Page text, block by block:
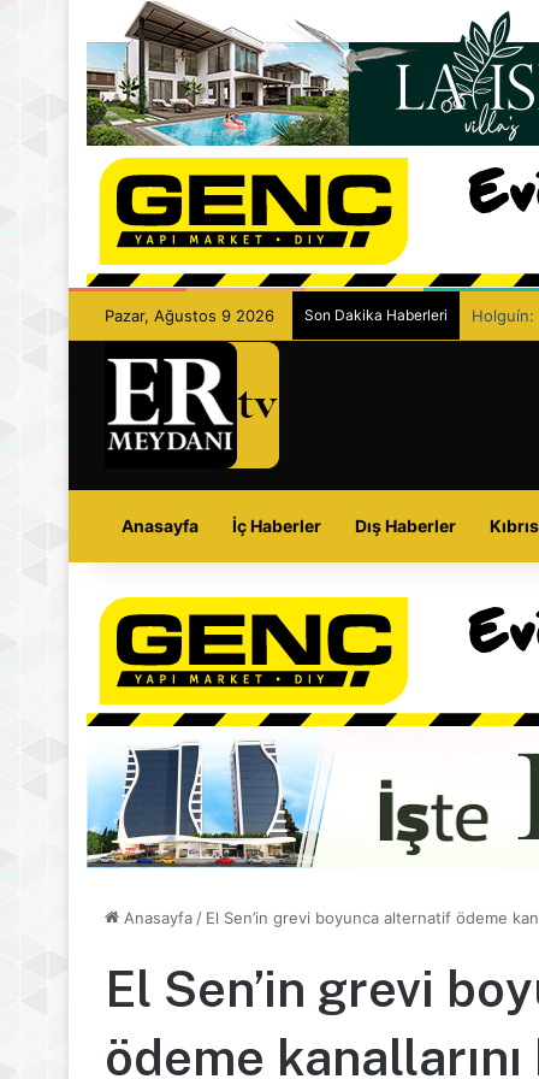
Pazar, Ağustos 9 2026 Son Dakika Haberleri
Anasayfa İç Haberler Dış Haberler Kıbrıs
Anasayfa/ El Sen’in grevi boyunca alternatif ödeme
El Sen’in grevi
ödeme kanallarını